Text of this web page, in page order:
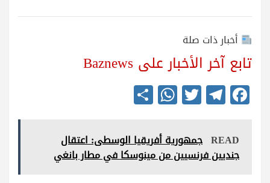
أخبار ذات صلة
تابع آخر الأخبار على Baznews
Fa
ce
bo
ok
Te
le
gr
a
m
T
wi
tte
r
W
ha
ts
A
pp
re READ جمهورية أفريقيا الوسطى: اعتقال
جنديين فرنسيين من مينوسكا في مطار بانغي